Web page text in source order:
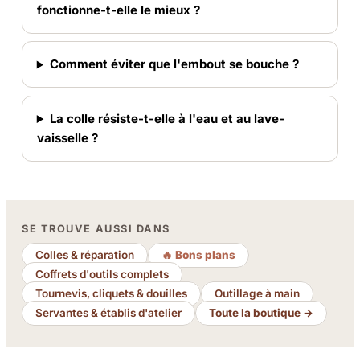
fonctionne-t-elle le mieux ?
Comment éviter que l'embout se bouche ?
La colle résiste-t-elle à l'eau et au lave-
vaisselle ?
SE TROUVE AUSSI DANS
Colles & réparation
🔥 Bons plans
Coffrets d'outils complets
Tournevis, cliquets & douilles
Outillage à main
Servantes & établis d'atelier
Toute la boutique →